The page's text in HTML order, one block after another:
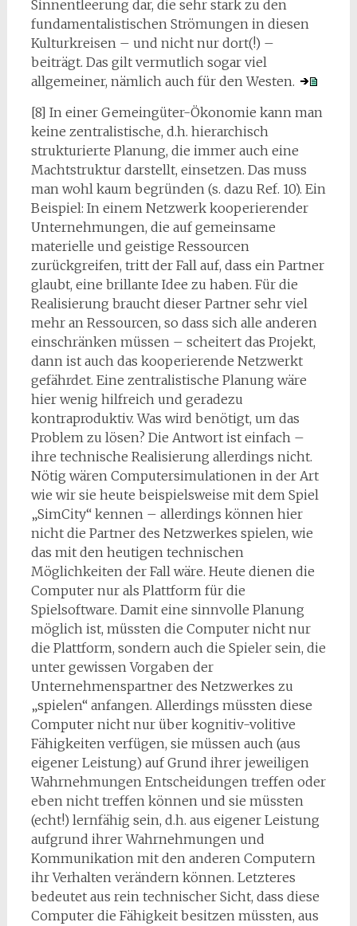
Sinnentleerung dar, die sehr stark zu den
fundamentalistischen Strömungen in diesen
Kulturkreisen – und nicht nur dort(!) –
beiträgt. Das gilt vermutlich sogar viel
allgemeiner, nämlich auch für den Westen.
[8] In einer Gemeingüter-Ökonomie kann man
keine zentralistische, d.h. hierarchisch
strukturierte Planung, die immer auch eine
Machtstruktur darstellt, einsetzen. Das muss
man wohl kaum begründen (s. dazu Ref. 10). Ein
Beispiel: In einem Netzwerk kooperierender
Unternehmungen, die auf gemeinsame
materielle und geistige Ressourcen
zurückgreifen, tritt der Fall auf, dass ein Partner
glaubt, eine brillante Idee zu haben. Für die
Realisierung braucht dieser Partner sehr viel
mehr an Ressourcen, so dass sich alle anderen
einschränken müssen – scheitert das Projekt,
dann ist auch das kooperierende Netzwerkt
gefährdet. Eine zentralistische Planung wäre
hier wenig hilfreich und geradezu
kontraproduktiv. Was wird benötigt, um das
Problem zu lösen? Die Antwort ist einfach –
ihre technische Realisierung allerdings nicht.
Nötig wären Computersimulationen in der Art
wie wir sie heute beispielsweise mit dem Spiel
„SimCity“ kennen – allerdings können hier
nicht die Partner des Netzwerkes spielen, wie
das mit den heutigen technischen
Möglichkeiten der Fall wäre. Heute dienen die
Computer nur als Plattform für die
Spielsoftware. Damit eine sinnvolle Planung
möglich ist, müssten die Computer nicht nur
die Plattform, sondern auch die Spieler sein, die
unter gewissen Vorgaben der
Unternehmenspartner des Netzwerkes zu
„spielen“ anfangen. Allerdings müssten diese
Computer nicht nur über kognitiv-volitive
Fähigkeiten verfügen, sie müssen auch (aus
eigener Leistung) auf Grund ihrer jeweiligen
Wahrnehmungen Entscheidungen treffen oder
eben nicht treffen können und sie müssten
(echt!) lernfähig sein, d.h. aus eigener Leistung
aufgrund ihrer Wahrnehmungen und
Kommunikation mit den anderen Computern
ihr Verhalten verändern können. Letzteres
bedeutet aus rein technischer Sicht, dass diese
Computer die Fähigkeit besitzen müssten, aus